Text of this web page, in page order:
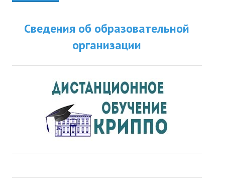
Сведения об образовательной
организации